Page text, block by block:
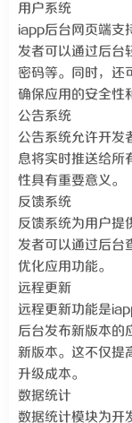
用户系统
iapp后台网页端支
发者可以通过后台
密码等。同时，还
确保应用的安全性
公告系统
公告系统允许开发
息将实时推送给所
性具有重要意义。
反馈系统
反馈系统为用户提
发者可以通过后台
优化应用功能。
远程更新
远程更新功能是
后台发布新版本的
新版本。这不仅提
升级成本。
数据统计
数据统计模块为开